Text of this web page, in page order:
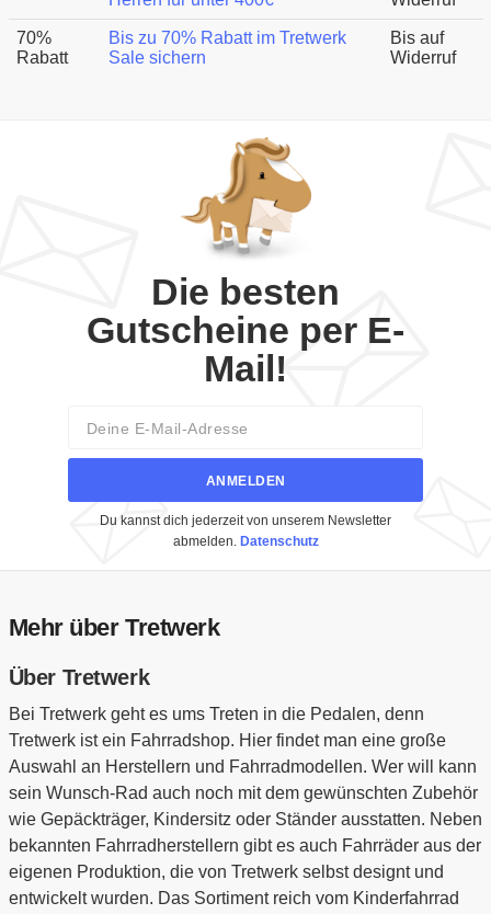
70%
Rabatt
Bis zu 70% Rabatt im Tretwerk
Sale sichern
Bis auf
Widerruf
Die besten
Gutscheine per E-
Mail!
ANMELDEN
Du kannst dich jederzeit von unserem Newsletter
abmelden. Datenschutz
Mehr über Tretwerk
Über Tretwerk
Bei Tretwerk geht es ums Treten in die Pedalen, denn
Tretwerk ist ein Fahrradshop. Hier findet man eine große
Auswahl an Herstellern und Fahrradmodellen. Wer will kann
sein Wunsch-Rad auch noch mit dem gewünschten Zubehör
wie Gepäckträger, Kindersitz oder Ständer ausstatten. Neben
bekannten Fahrradherstellern gibt es auch Fahrräder aus der
eigenen Produktion, die von Tretwerk selbst designt und
entwickelt wurden. Das Sortiment reich vom Kinderfahrrad